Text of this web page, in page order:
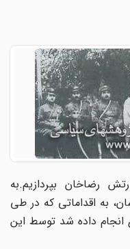
رضاخان بپردازیم.به
به اقداماتی که در طی
داده شد توسط این